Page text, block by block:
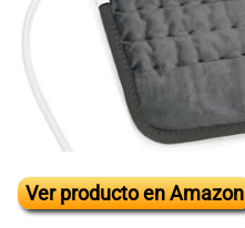
Ver producto en Amazon